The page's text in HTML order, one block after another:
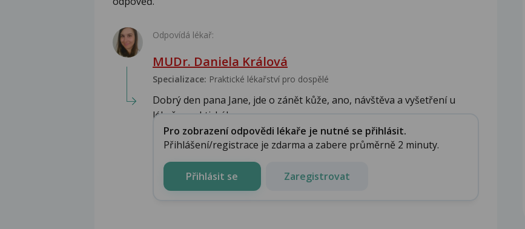
Odpovídá lékař:
MUDr. Daniela Králová
Specializace: Praktické lékařství pro dospělé
Dobrý den pana Jane, jde o zánět kůže, ano, návštěva a vyšetření u
lékaře praktického ...
Pro zobrazení odpovědi lékaře je nutné se přihlásit.
Přihlášení/registrace je zdarma a zabere průměrně 2 minuty.
Přihlásit se Zaregistrovat